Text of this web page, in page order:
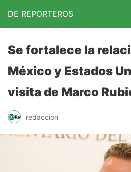
DE REPORTEROS
Se fortalece la
México y Estados
visita de Marco
redaccion